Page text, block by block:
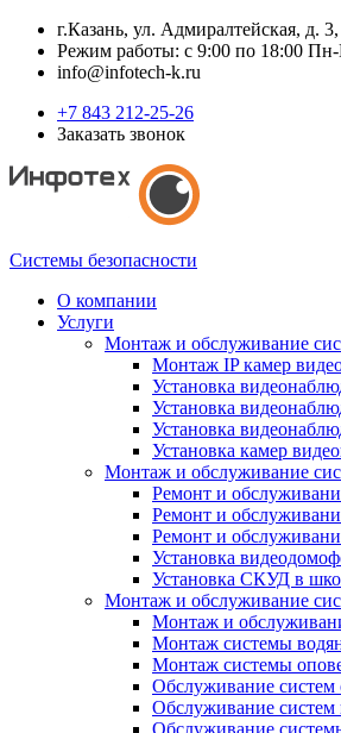
г.Казань, ул. Адмиралтейская, д.
Режим работы: с 9:00 по 18:00
info@infotech-k.ru
+7 843 212-25-26
Заказать звонок
Системы безопасности
О компании
Услуги
Монтаж и обслуживание
Монтаж IP камер
Установка
Установка
Установка
Установка камер
Монтаж и обслуживание
Ремонт и
Ремонт и
Ремонт и
Установка
Установка СКУД в
Монтаж и обслуживание
Монтаж и
Монтаж системы
Монтаж системы
Обслуживание систем
Обслуживание
Обслуживание